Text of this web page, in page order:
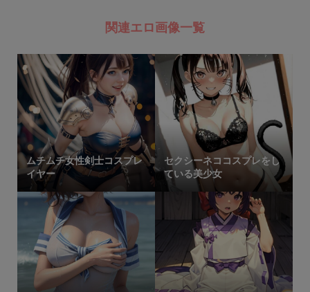
関連エロ画像一覧
ムチムチ女性剣士コスプレ
イヤー
セクシーネココスプレをし
ている美少女